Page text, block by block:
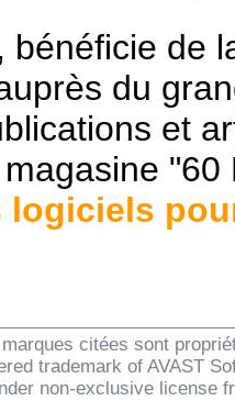
bénéficie de
du
et
logiciels
citées sont
trademark of AVAST
non-exclusive license